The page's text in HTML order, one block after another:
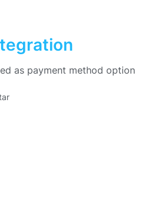
as payment method option